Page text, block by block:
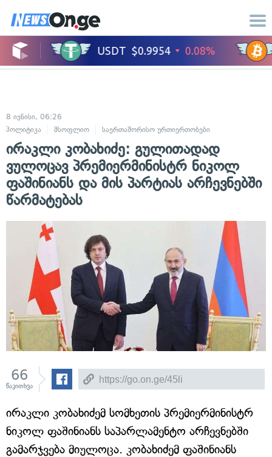
8 ივნისი, 06:26
პოლიტიკა
მსოფლიო საერთაშორისო ურთიერთობები
ირაკლი კობახიძე: გულითადად
ვულოცავ პრემიერმინისტრ ნიკოლ
ფაშინიანს და მის პარტიას არჩევნებში
წარმატებას
66
წაკითხვა
ირაკლი კობახიძემ სომხეთის პრემიერმინისტრ
ნიკოლ ფაშინიანს საპარლამენტო არჩევნებში
გამარჯვება მიულოცა. კობახიძემ ფაშინიანს